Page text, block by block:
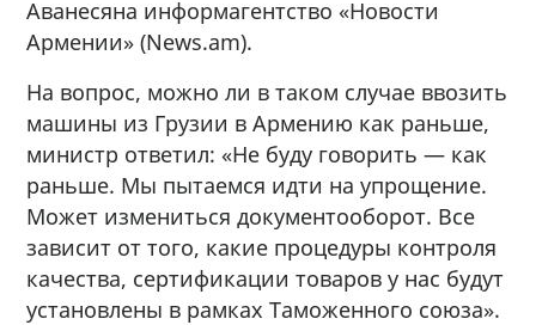
Аванесяна информагентство «Новости
Армении» (News.am).
На вопрос, можно ли в таком случае ввозить
машины из Грузии в Армению как раньше,
министр ответил: «Не буду говорить — как
раньше. Мы пытаемся идти на упрощение.
Может измениться документооборот. Все
зависит от того, какие процедуры контроля
качества, сертификации товаров у нас будут
установлены в рамках Таможенного союза».